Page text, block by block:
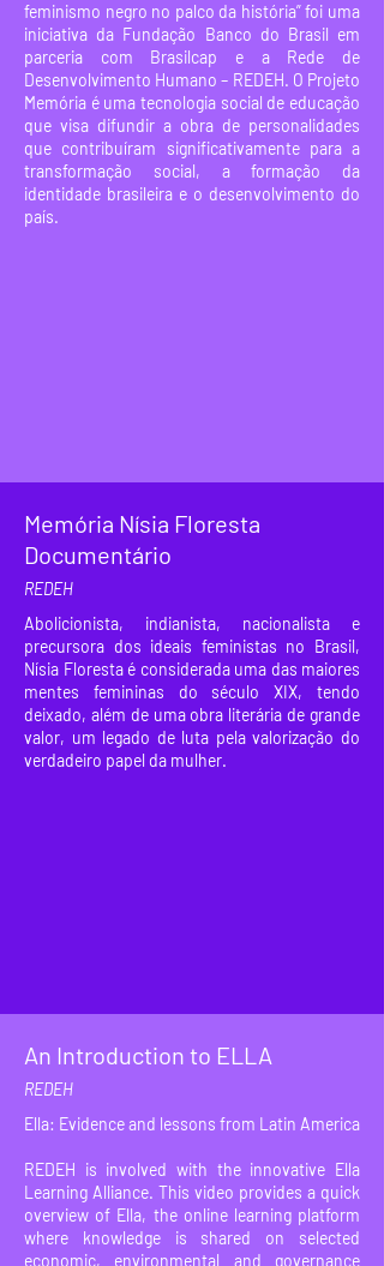
feminismo negro no palco da história” foi uma
iniciativa da Fundação Banco do Brasil em
parceria com Brasilcap e a Rede de
Desenvolvimento Humano – REDEH. O Projeto
Memória é uma tecnologia social de educação
que visa difundir a obra de personalidades
que contribuíram significativamente para a
transformação social, a formação da
identidade brasileira e o desenvolvimento do
país.
Memória Nísia Floresta
Documentário
REDEH
Abolicionista, indianista, nacionalista e
precursora dos ideais feministas no Brasil,
Nísia Floresta é considerada uma das maiores
mentes femininas do século XIX, tendo
deixado, além de uma obra literária de grande
valor, um legado de luta pela valorização do
verdadeiro papel da mulher.
An Introduction to ELLA
REDEH
Ella: Evidence and lessons from Latin America
REDEH is involved with the innovative Ella
Learning Alliance. This video provides a quick
overview of Ella, the online learning platform
where knowledge is shared on selected
economic, environmental and governance